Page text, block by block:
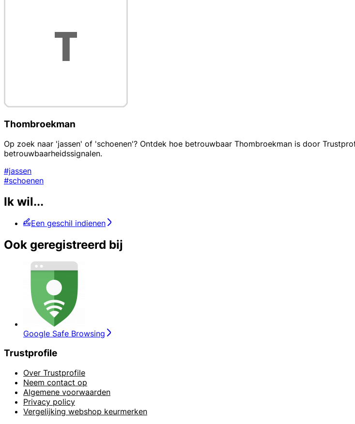
Thombroekman
Op zoek naar 'jassen' of 'schoenen'? Ontdek hoe betrouwbaar Thombroekman is door
betrouwbaarheidssignalen.
#jassen
#schoenen
Ik wil...
Een geschil indienen
Ook geregistreerd bij
Google Safe Browsing
Trustprofile
Over Trustprofile
Neem contact op
Algemene voorwaarden
Privacy policy
Vergelijking webshop keurmerken